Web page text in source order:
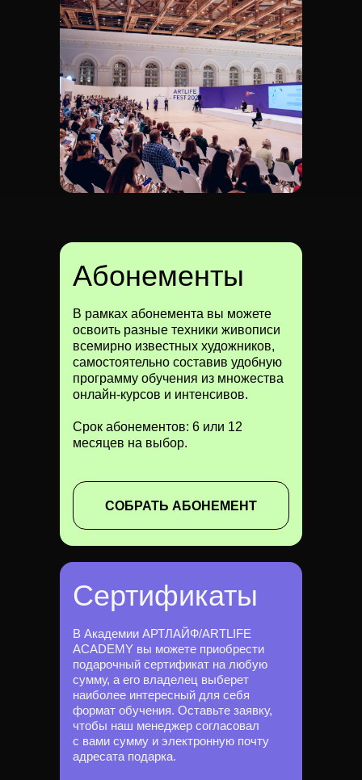
Абонементы
В рамках абонемента вы можете
освоить разные техники живописи
всемирно известных художников,
самостоятельно составив удобную
программу обучения из множества
онлайн-курсов и интенсивов.
Срок абонементов: 6 или 12
месяцев на выбор.
СОБРАТЬ АБОНЕМЕНТ
Сертификаты
В Академии АРТЛАЙФ/ARTLIFE
ACADEMY вы можете приобрести
подарочный сертификат на любую
сумму, а его владелец выберет
наиболее интересный для себя
формат обучения. Оставьте заявку,
чтобы наш менеджер согласовал
с вами сумму и электронную почту
адресата подарка.